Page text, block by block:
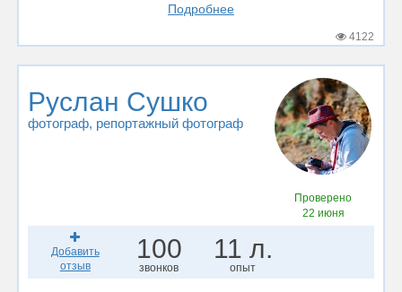
Подробнее
4122
Руслан Сушко
фотограф, репортажный фотограф
Проверено
22 июня
Добавить
отзыв
100
звонков
11 л.
опыт